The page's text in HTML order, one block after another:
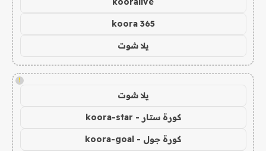
koora 365
يلا شوت
!
يلا شوت
كورة ستار - koora-star
كورة جول - koora-goal